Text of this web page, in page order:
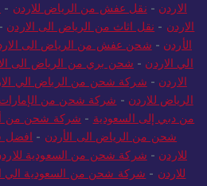
الاردن - نقل عفش من الرياض للاردن -
الاردن - نقل اثاث من الرياض الى الاردن -
الأردن - شحن عفش من الرياض الى
الي الاردن - شحن بري من الرياض الى
الاردن - شركة شحن من الرياض الي
الرياض للاردن - شركة شحن من الإمارات
من دبي إلى السعودية - شركة شحن من
شحن من الرياض الى الأردن - افضل
للاردن - شركة شحن من السعودية
للاردن - شركة شحن من السعودية الي